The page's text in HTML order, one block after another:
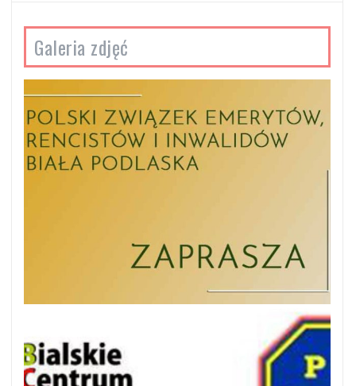
Galeria zdjęć